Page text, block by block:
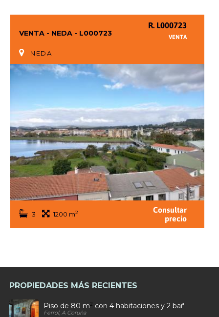
VENTA - NEDA - L000723
NEDA
R. L000723
VENTA
3 1200 m2
Consultar
precio
PROPIEDADES MÁS RECIENTES
Piso de 80 m2 con 4 habitaciones y 2 baños en
Ferrol, A Coruña